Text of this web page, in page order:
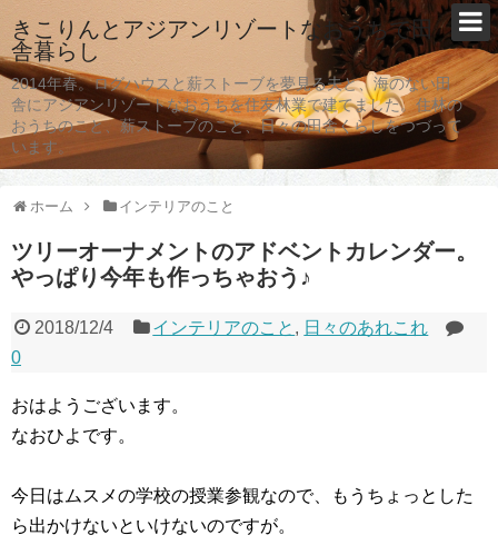
きこりんとアジアンリゾートなおうちで田
舎暮らし
2014年春。ログハウスと薪ストーブを夢見る夫と、海のない田
舎にアジアンリゾートなおうちを住友林業で建てました。住林の
おうちのこと、薪ストーブのこと、日々の田舎くらしをつづって
います。
ホーム インテリアのこと
ツリーオーナメントのアドベントカレンダー。
やっぱり今年も作っちゃおう♪
2018/12/4 インテリアのこと , 日々のあれこれ
0
おはようございます。
なおひよです。
今日はムスメの学校の授業参観なので、もうちょっとした
ら出かけないといけないのですが。